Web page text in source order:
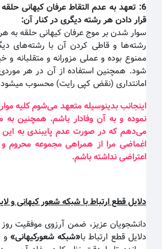
تعهد به عدم التقاط عرفان کیهانی حلقه
قرار دادن هر رشته دیگری در کنار آن:
سوار شدن بر موج عرفان کیهانی حلقه به هر
رشته‌ها و قاطی کردن آن با رشته‌های
ممنوع بوده و عملی مزورانه و متقلبانه و
شود. همچنین استفاده از آن در هر
امانتداری (نقض کپی رایت) محسوب میشود.
اینجانب بدینوسیله متعهد می‌شوم کلیه
نموده و به آن وفادار باشم. همچنین به
می‌دهم که در صورت عدم پایبندی به این
اغماضی مرا از همراهی مجموعه محروم و
اعتراضی نداشته باشم.
دلایل قطع ارتباط با شبکه شعور کیهانی و
دانشجویان عزیز، ضمن آرزوی موفقیت روز
دلایل قطع ارتباط با«شبکه شعورکیهانی»و